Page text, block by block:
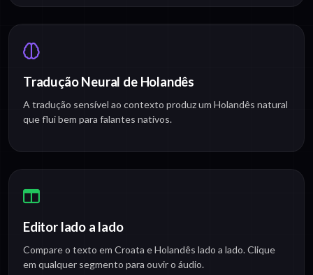
Tradução Neural de Holandês
A tradução sensível ao contexto produz um Holandês natural
que flui bem para falantes nativos.
Editor lado a lado
Compare o texto em Croata e Holandês lado a lado. Clique
em qualquer segmento para ouvir o áudio.